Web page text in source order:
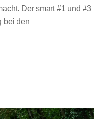
Der smart #1 und #3
bei den